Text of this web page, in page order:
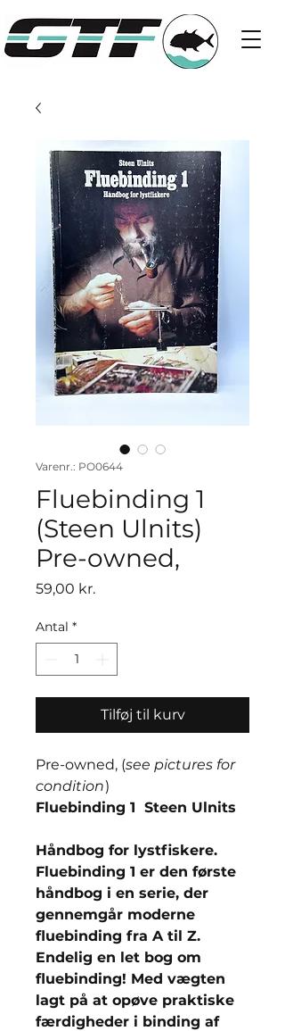
Varenr.: PO0644
Fluebinding 1
(Steen Ulnits)
Pre-owned,
59,00 kr.Pris
Antal *
Tilføj til kurv
Pre-owned, (see pictures for
condition)
Fluebinding 1 Steen Ulnits
Håndbog for lystfiskere.
Fluebinding 1 er den første
håndbog i en serie, der
gennemgår moderne
fluebinding fra A til Z.
Endelig en let bog om
fluebinding! Med vægten
lagt på at opøve praktiske
færdigheder i binding af